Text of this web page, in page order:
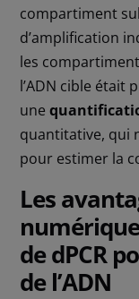
compartiment
d’amplification
les
l’ADN cible était
une
quantitative, qui
pour estimer la
Les
de dPCR
de l’ADN